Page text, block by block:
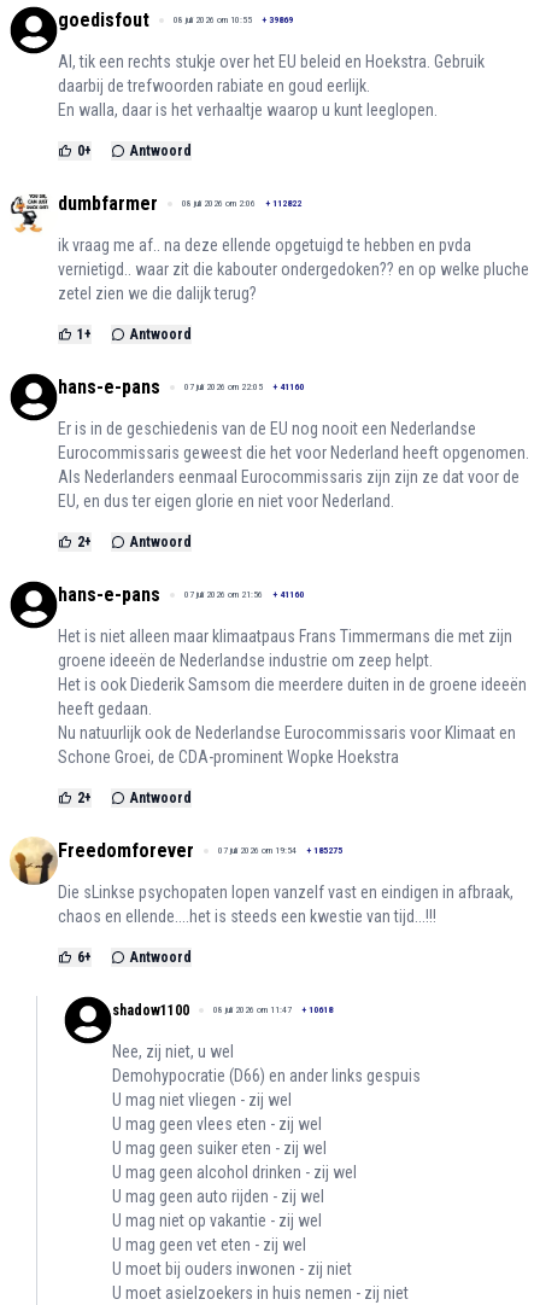
goedisfout 08 juli 2026 om 10:55 + 39869
AI, tik een rechts stukje over het EU beleid en Hoekstra. Gebruik
daarbij de trefwoorden rabiate en goud eerlijk.
En walla, daar is het verhaaltje waarop u kunt leeglopen.
0+ Antwoord
dumbfarmer 08 juli 2026 om 2:06 + 112822
ik vraag me af.. na deze ellende opgetuigd te hebben en pvda
vernietigd.. waar zit die kabouter ondergedoken?? en op welke pluche
zetel zien we die dalijk terug?
1 + Antwoord
hans-e-pans 07 juli 2026 om 22:05 + 41160
Er is in de geschiedenis van de EU nog nooit een Nederlandse
Eurocommissaris geweest die het voor Nederland heeft opgenomen.
Als Nederlanders eenmaal Eurocommissaris zijn zijn ze dat voor de
EU, en dus ter eigen glorie en niet voor Nederland.
2+ Antwoord
hans-e-pans 07 juli 2026 om 21:56 + 41160
Het is niet alleen maar klimaatpaus Frans Timmermans die met zijn
groene ideeën de Nederlandse industrie om zeep helpt.
Het is ook Diederik Samsom die meerdere duiten in de groene ideeën
heeft gedaan.
Nu natuurlijk ook de Nederlandse Eurocommissaris voor Klimaat en
Schone Groei, de CDA-prominent Wopke Hoekstra
2+ Antwoord
Freedomforever 07 juli 2026 om 19:54 + 185275
Die sLinkse psychopaten lopen vanzelf vast en eindigen in afbraak,
chaos en ellende....het is steeds een kwestie van tijd...!!!
6+ Antwoord
shadow1100 08 juli 2026 om 11:47 + 10618
Nee, zij niet, u wel
Demohypocratie (D66) en ander links gespuis
U mag niet vliegen - zij wel
U mag geen vlees eten - zij wel
U mag geen suiker eten - zij wel
U mag geen alcohol drinken - zij wel
U mag geen auto rijden - zij wel
U mag niet op vakantie - zij wel
U mag geen vet eten - zij wel
U moet bij ouders inwonen - zij niet
U moet asielzoekers in huis nemen - zij niet